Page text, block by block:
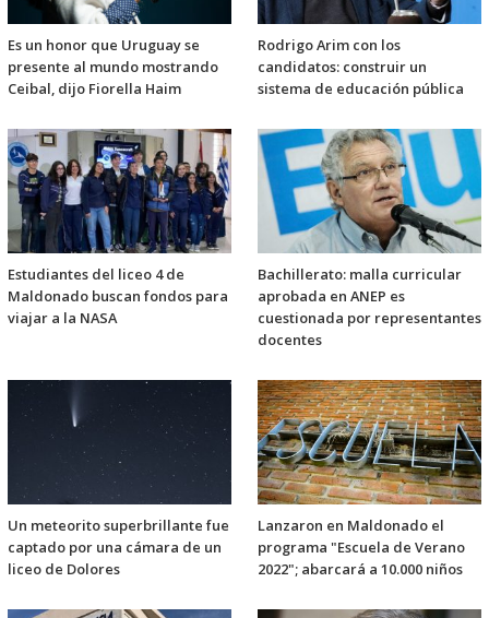
Es un honor que Uruguay se
presente al mundo mostrando
Ceibal, dijo Fiorella Haim
Rodrigo Arim con los
candidatos: construir un
sistema de educación pública
Estudiantes del liceo 4 de
Maldonado buscan fondos para
viajar a la NASA
Bachillerato: malla curricular
aprobada en ANEP es
cuestionada por representantes
docentes
Un meteorito superbrillante fue
captado por una cámara de un
liceo de Dolores
Lanzaron en Maldonado el
programa "Escuela de Verano
2022"; abarcará a 10.000 niños